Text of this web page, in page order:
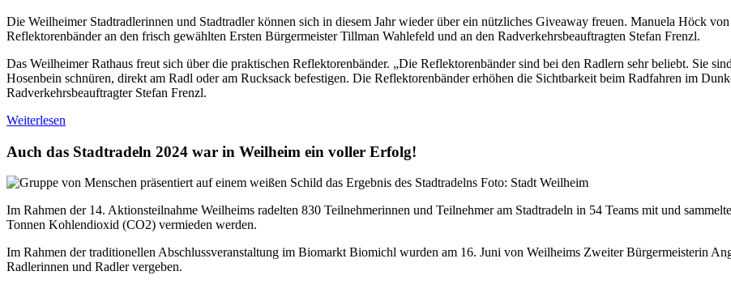
Die Weilheimer Stadtradlerinnen und Stadtradler können sich in diesem Jahr wieder über ein nützliches Giveaway freuen. Manuela Höck
Reflektorenbänder an den frisch gewählten Ersten Bürgermeister Tillman Wahlefeld und an den Radverkehrsbeauftragten Stefan Frenzl.
Das Weilheimer Rathaus freut sich über die praktischen Reflektorenbänder. „Die Reflektorenbänder sind bei den Radlern sehr beliebt. Sie
Hosenbein schnüren, direkt am Radl oder am Rucksack befestigen. Die Reflektorenbänder erhöhen die Sichtbarkeit beim Radfahren im
Radverkehrsbeauftragter Stefan Frenzl.
Weiterlesen
Auch das Stadtradeln 2024 war in Weilheim ein voller Erfolg!
Foto: Stadt Weilheim
Im Rahmen der 14. Aktionsteilnahme Weilheims radelten 830 Teilnehmerinnen und Teilnehmer am Stadtradeln in 54 Teams mit und
Tonnen Kohlendioxid (CO2) vermieden werden.
Im Rahmen der traditionellen Abschlussveranstaltung im Biomarkt Biomichl wurden am 16. Juni von Weilheims Zweiter Bürgermeisterin
Radlerinnen und Radler vergeben.